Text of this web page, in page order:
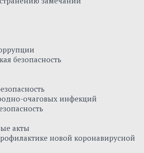
безопасность
очаговых инфекций
акты
новой коронавирусной